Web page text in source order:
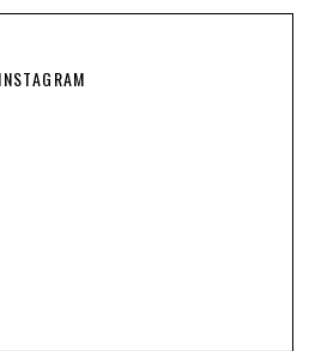
INSTAGRAM